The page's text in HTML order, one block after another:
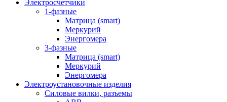
Электросчетчики
1-фазные
Матрица (smart)
Меркурий
Энергомера
3-фазные
Матрица (smart)
Меркурий
Энергомера
Электроустановочные изделия
Силовые вилки, разъемы